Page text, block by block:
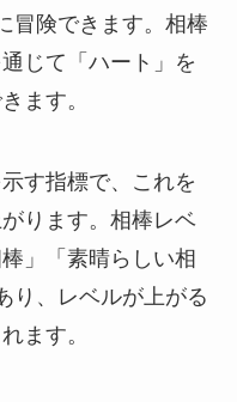
冒険できます。相棒
じて「ハート」を
ます。
す指標で、これを
ります。相棒レベ
」「素晴らしい相
り、レベルが上がる
ます。